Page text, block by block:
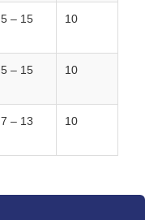
5 – 15 10
5 – 15 10
7 – 13 10